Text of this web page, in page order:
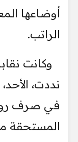
أوضاعها
الراتب.
وكانت
نددت،
في صرف
المستحقة